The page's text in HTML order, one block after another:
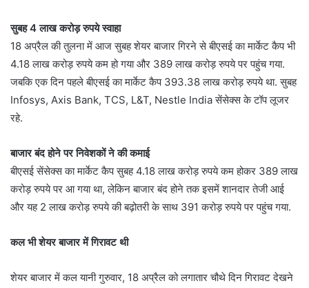
सुबह 4 लाख करोड़ रुपये स्‍वाहा
18 अप्रैल की तुलना में आज सुबह शेयर बाजार गिरने से बीएसई का मार्केट कैप भी
4.18 लाख करोड़ रुपये कम हो गया और 389 लाख करोड़ रुपये पर पहुंच गया.
जबकि एक दिन पहले बीएसई का मार्केट कैप 393.38 लाख करोड़ रुपये था. सुबह
Infosys, Axis Bank, TCS, L&T, Nestle India सेंसेक्‍स के टॉप लूजर
रहे.
बाजार बंद होने पर निवेशकों ने की कमाई
बीएसई सेंसेक्‍स का मार्केट कैप सुबह 4.18 लाख करोड़ रुपये कम होकर 389 लाख
करोड़ रुपये पर आ गया था, लेकिन बाजार बंद होने तक इसमें शानदार तेजी आई
और यह 2 लाख करोड़ रुपये की बढ़ोतरी के साथ 391 करोड़ रुपये पर पहुंच गया.
कल भी शेयर बाजार में गिरावट थी
शेयर बाजार में कल यानी गुरुवार, 18 अप्रैल को लगातार चौथे दिन गिरावट देखने